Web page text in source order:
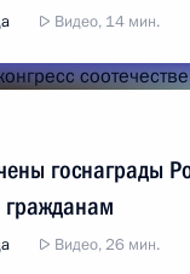
Видео, 14 мин.
госнаграды
Видео, 26 мин.